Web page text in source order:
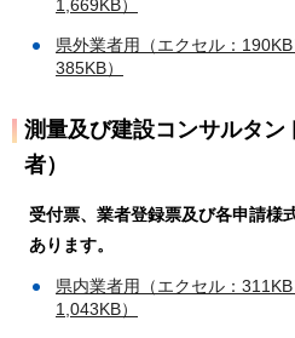
1,669KB）
県外業者用（エクセル：190KB
385KB）
測量及び建設コンサルタン
者）
受付票、業者登録票及び各申請様
あります。
県内業者用（エクセル：311KB
1,043KB）